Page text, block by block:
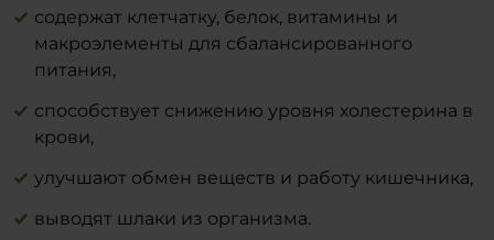
подсластитель).
содержат клетчатку, белок, витамины и
макроэлементы для сбалансированного
питания,
способствует снижению уровня холестерина в
крови,
улучшают обмен веществ и работу кишечника,
выводят шлаки из организма.